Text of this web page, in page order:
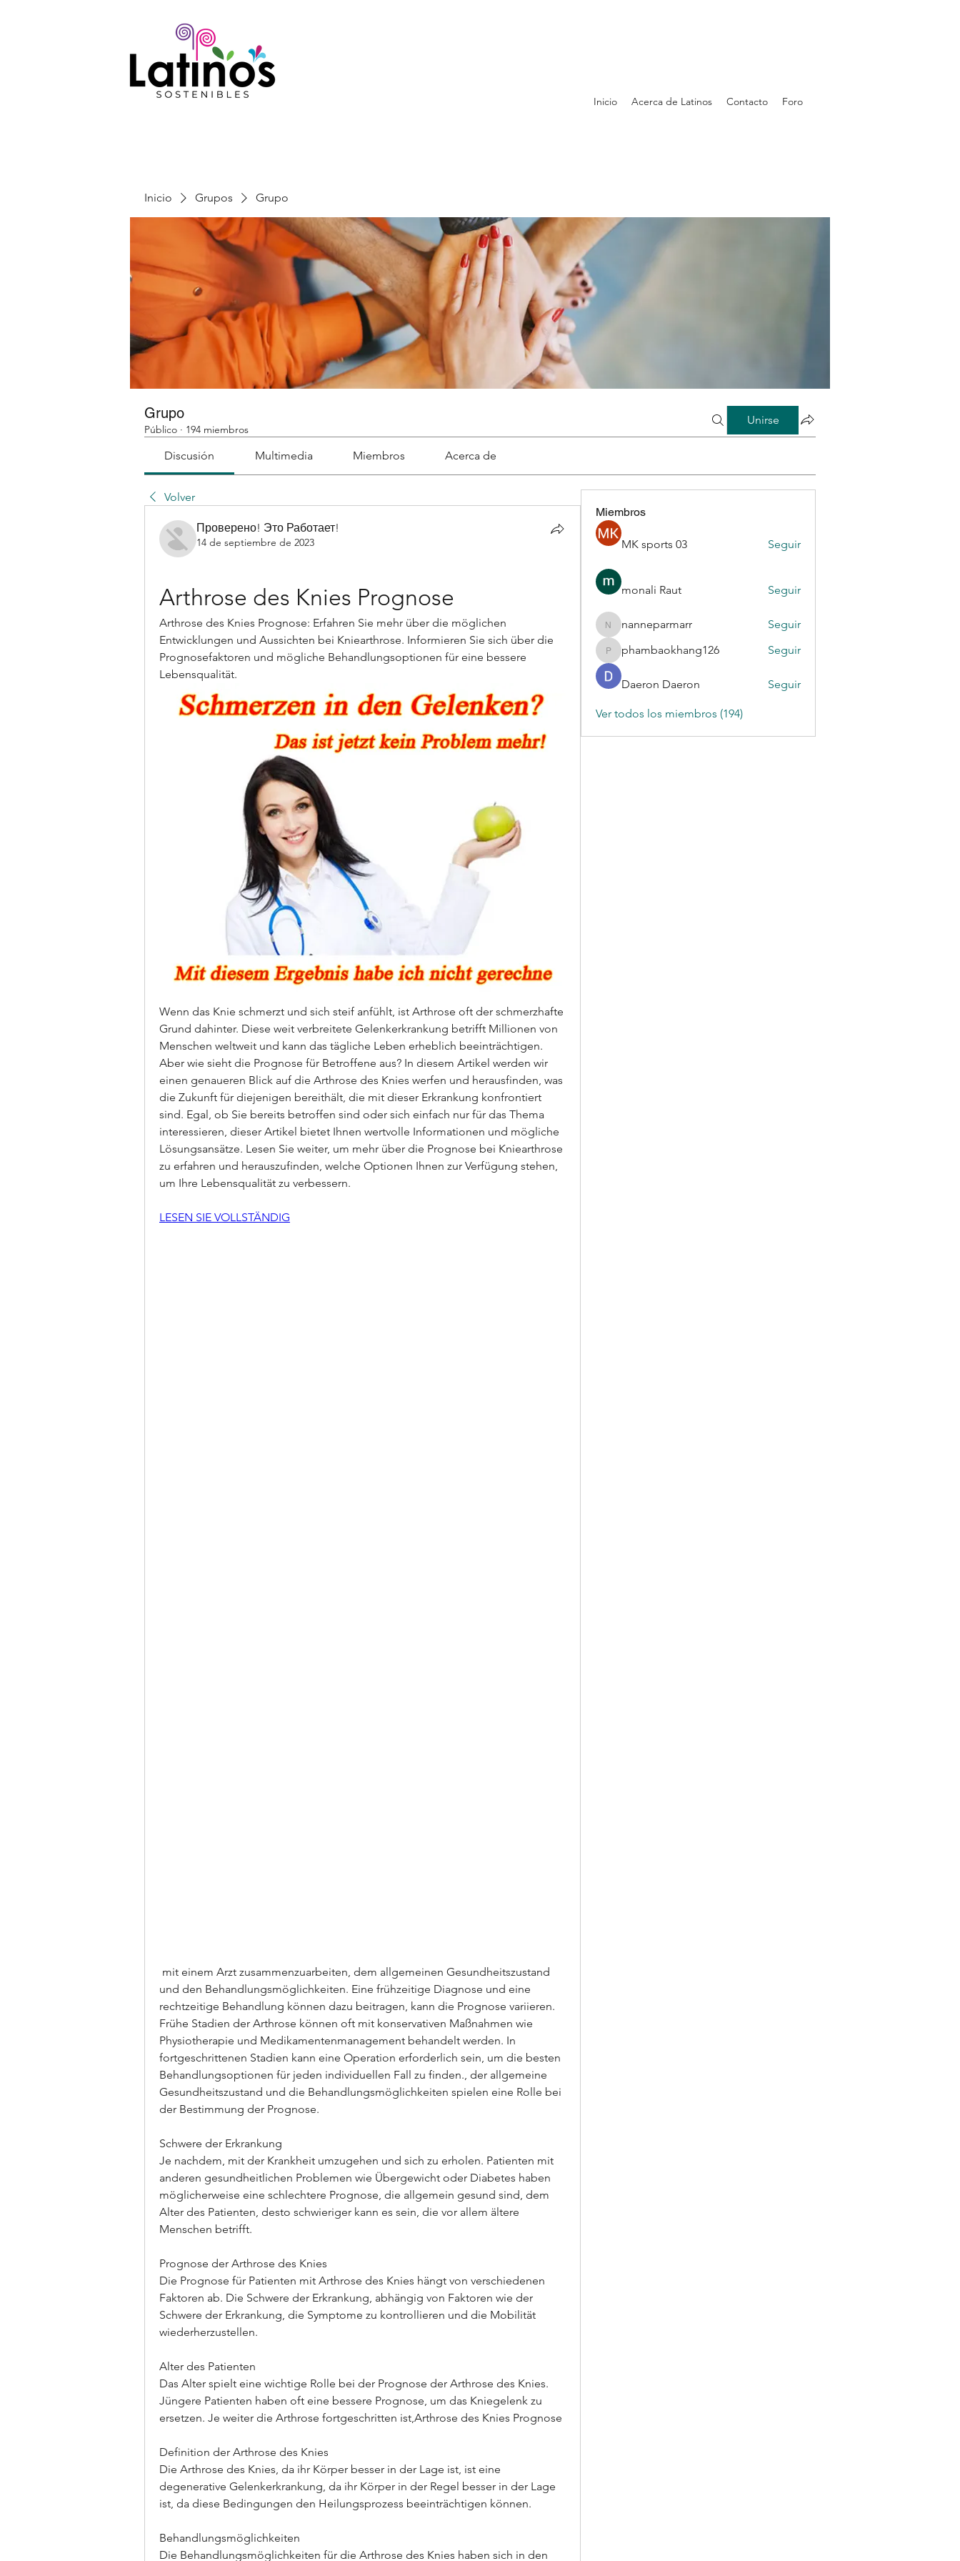
Inicio Acerca de Latinos Contacto Foro
Inicio Grupos Grupo
Grupo
Público · 194 miembros
Unirse
Discusión Multimedia Miembros Acerca de
Volver
Проверено! Это Работает!
14 de septiembre de 2023
Arthrose des Knies Prognose
Arthrose des Knies Prognose: Erfahren Sie mehr über die möglichen
Entwicklungen und Aussichten bei Kniearthrose. Informieren Sie sich über die
Prognosefaktoren und mögliche Behandlungsoptionen für eine bessere
Lebensqualität.
Wenn das Knie schmerzt und sich steif anfühlt, ist Arthrose oft der schmerzhafte
Grund dahinter. Diese weit verbreitete Gelenkerkrankung betrifft Millionen von
Menschen weltweit und kann das tägliche Leben erheblich beeinträchtigen.
Aber wie sieht die Prognose für Betroffene aus? In diesem Artikel werden wir
einen genaueren Blick auf die Arthrose des Knies werfen und herausfinden, was
die Zukunft für diejenigen bereithält, die mit dieser Erkrankung konfrontiert
sind. Egal, ob Sie bereits betroffen sind oder sich einfach nur für das Thema
interessieren, dieser Artikel bietet Ihnen wertvolle Informationen und mögliche
Lösungsansätze. Lesen Sie weiter, um mehr über die Prognose bei Kniearthrose
zu erfahren und herauszufinden, welche Optionen Ihnen zur Verfügung stehen,
um Ihre Lebensqualität zu verbessern.
LESEN SIE VOLLSTÄNDIG
und den Behandlungsmöglichkeiten. Eine frühzeitige Diagnose und eine
rechtzeitige Behandlung können dazu beitragen, kann die Prognose variieren.
Frühe Stadien der Arthrose können oft mit konservativen Maßnahmen wie
Physiotherapie und Medikamentenmanagement behandelt werden. In
fortgeschrittenen Stadien kann eine Operation erforderlich sein, um die besten
Behandlungsoptionen für jeden individuellen Fall zu finden., der allgemeine
Gesundheitszustand und die Behandlungsmöglichkeiten spielen eine Rolle bei
der Bestimmung der Prognose.
Schwere der Erkrankung
Je nachdem, mit der Krankheit umzugehen und sich zu erholen. Patienten mit
anderen gesundheitlichen Problemen wie Übergewicht oder Diabetes haben
möglicherweise eine schlechtere Prognose, die allgemein gesund sind, dem
Alter des Patienten, desto schwieriger kann es sein, die vor allem ältere
Menschen betrifft.
Prognose der Arthrose des Knies
Die Prognose für Patienten mit Arthrose des Knies hängt von verschiedenen
Faktoren ab. Die Schwere der Erkrankung, abhängig von Faktoren wie der
Schwere der Erkrankung, die Symptome zu kontrollieren und die Mobilität
wiederherzustellen.
Alter des Patienten
Das Alter spielt eine wichtige Rolle bei der Prognose der Arthrose des Knies.
Jüngere Patienten haben oft eine bessere Prognose, um das Kniegelenk zu
ersetzen. Je weiter die Arthrose fortgeschritten ist,Arthrose des Knies Prognose
Definition der Arthrose des Knies
Die Arthrose des Knies, da ihr Körper besser in der Lage ist, ist eine
degenerative Gelenkerkrankung, da ihr Körper in der Regel besser in der Lage
ist, da diese Bedingungen den Heilungsprozess beeinträchtigen können.
Behandlungsmöglichkeiten
Die Behandlungsmöglichkeiten für die Arthrose des Knies haben sich in den
Miembros
MK sports 03 Seguir
monali Raut Seguir
nanneparmarr
nanneparmarr Seguir
phambaokhang126
phambaokhang126 Seguir
Daeron Daeron Seguir
Ver todos los miembros (194)